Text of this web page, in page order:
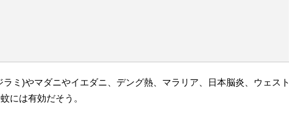
ミ)やマダニやイエダニ、デング熱、マラリア、日本脳炎、ウェスト
には有効だそう。